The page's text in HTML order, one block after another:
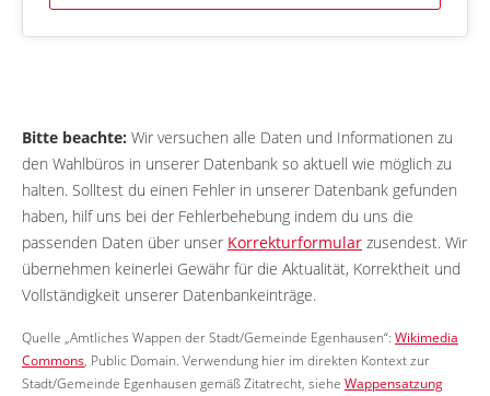
Bitte beachte: Wir versuchen alle Daten und Informationen zu
den Wahlbüros in unserer Datenbank so aktuell wie möglich zu
halten. Solltest du einen Fehler in unserer Datenbank gefunden
haben, hilf uns bei der Fehlerbehebung indem du uns die
passenden Daten über unser Korrekturformular zusendest. Wir
übernehmen keinerlei Gewähr für die Aktualität, Korrektheit und
Vollständigkeit unserer Datenbankeinträge.
Quelle „Amtliches Wappen der Stadt/Gemeinde Egenhausen“: Wikimedia
Commons, Public Domain. Verwendung hier im direkten Kontext zur
Stadt/Gemeinde Egenhausen gemäß Zitatrecht, siehe Wappensatzung